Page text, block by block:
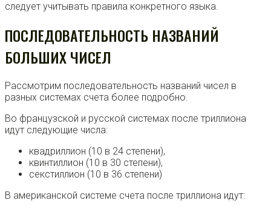
следует учитывать правила конкретного языка.
ПОСЛЕДОВАТЕЛЬНОСТЬ НАЗВАНИЙ
БОЛЬШИХ ЧИСЕЛ
Рассмотрим последовательность названий чисел в
разных системах счета более подробно.
Во французской и русской системах после триллиона
идут следующие числа:
квадриллион (10 в 24 степени),
квинтиллион (10 в 30 степени),
секстиллион (10 в 36 степени)
В американской системе счета после триллиона идут: